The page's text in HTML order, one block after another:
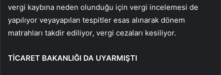
vergi kaybına neden olunduğu için vergi incelemesi de
yapılıyor veyayapılan tespitler esas alınarak dönem
matrahları takdir ediliyor, vergi cezaları kesiliyor.
TİCARET BAKANLIĞI DA UYARMIŞTI